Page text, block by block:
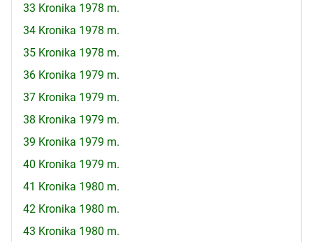
33 Kronika 1978 m.
34 Kronika 1978 m.
35 Kronika 1978 m.
36 Kronika 1979 m.
37 Kronika 1979 m.
38 Kronika 1979 m.
39 Kronika 1979 m.
40 Kronika 1979 m.
41 Kronika 1980 m.
42 Kronika 1980 m.
43 Kronika 1980 m.